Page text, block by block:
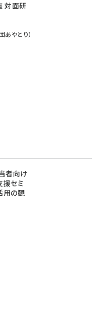
対面研
やとり）
者向け
援セミ
用の観